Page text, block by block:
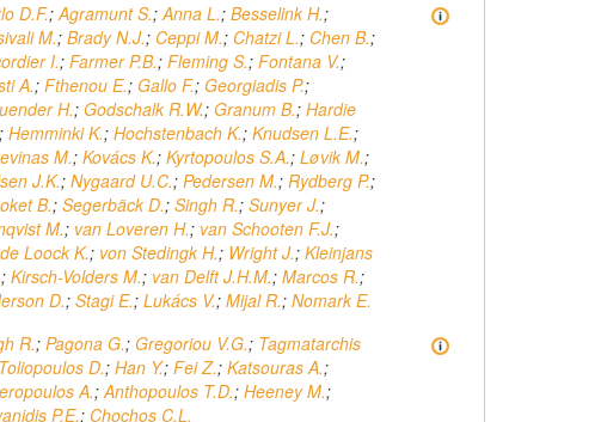
D.F.;Agramunt S.;Anna L.; Besselink H.;
M.; Brady N.J.; Ceppi M.; Chatzi L.; Chen B.;
I.; Farmer P.B.; Fleming S.; Fontana V.;
A.; Fthenou E.; Gallo F.; Georgiadis P.;
H.; Godschalk R.W.; Granum B.; Hardie
; Hemminki K.; Hochstenbach K.; Knudsen L.E.;
M.; Kovács K.; Kyrtopoulos S.A.; Løvik M.;
J.K.; Nygaard U.C.; Pedersen M.; Rydberg P.;
B.; Segerbäck D.; Singh R.; Sunyer J.;
M.; van Loveren H.; van Schooten F.J.;
Loock K.; von Stedingk H.; Wright J.; Kleinjans
; Kirsch-Volders M.; van Delft J.H.M.; Marcos R.;
D.; Stagi E.; Lukács V.; Mijal R.; Nomark E.
R.; Pagona G.; Gregoriou V.G.; Tagmatarchis
Toliopoulos D.; Han Y.; Fei Z.; Katsouras A.;
A.;Anthopoulos T.D.; Heeney M.;
P.E.; Chochos C.L.